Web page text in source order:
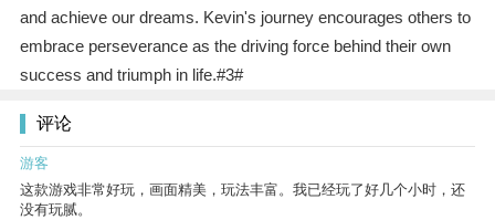
and achieve our dreams. Kevin's journey encourages others to
embrace perseverance as the driving force behind their own
success and triumph in life.#3#
评论
游客
这款游戏非常好玩，画面精美，玩法丰富。我已经玩了好几个小时，还
没有玩腻。